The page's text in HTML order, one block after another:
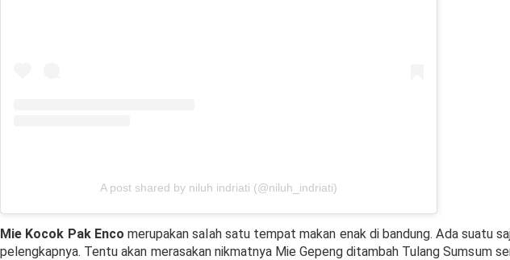
A post shared by niluh indriati (@niluh_indriati)
Mie Kocok Pak Enco merupakan salah satu tempat makan enak di bandung. Ada suatu
pelengkapnya. Tentu akan merasakan nikmatnya Mie Gepeng ditambah Tulang Sumsum